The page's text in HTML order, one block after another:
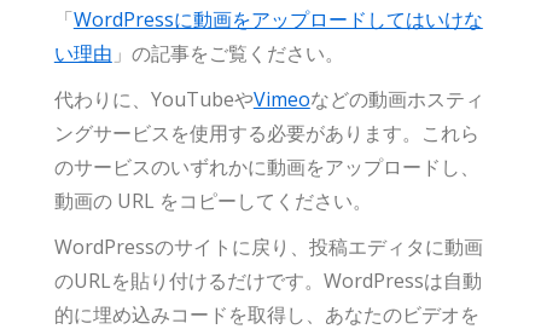
「WordPressに動画をアップロードしてはいけな
い理由 」の記事をご覧ください。
代わりに、YouTubeやVimeoなどの動画ホスティ
ングサービスを使用する必要があります。これら
のサービスのいずれかに動画をアップロードし、
動画の URL をコピーしてください。
WordPressのサイトに戻り、投稿エディタに動画
のURLを貼り付けるだけです。WordPressは自動
的に埋め込みコードを取得し、あなたのビデオを